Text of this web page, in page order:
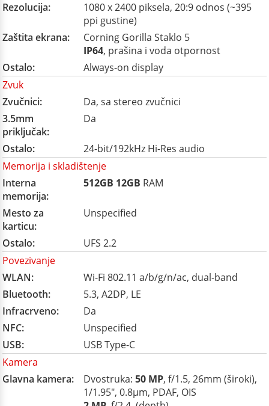
Rezolucija:
1080 x 2400 piksela, 20:9 odnos (~395
ppi gustine)
Zaštita ekrana:
Corning Gorilla Staklo 5
IP64, prašina i voda otpornost
Ostalo:
Always-on display
Zvuk
Zvučnici:
Da, sa stereo zvučnici
3.5mm
priključak:
Da
Ostalo:
24-bit/192kHz Hi-Res audio
Memorija i skladištenje
Interna
memorija:
512GB 12GB RAM
Mesto za
karticu:
Unspecified
Ostalo:
UFS 2.2
Povezivanje
WLAN:
Wi-Fi 802.11 a/b/g/n/ac, dual-band
Bluetooth:
5.3, A2DP, LE
Infracrveno:
Da
NFC:
Unspecified
USB:
USB Type-C
Kamera
Glavna kamera:
Dvostruka: 50 MP, f/1.5, 26mm (široki),
1/1.95", 0.8µm, PDAF, OIS